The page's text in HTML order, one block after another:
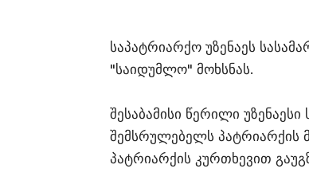
საპატრიარქო უზენაეს
"საიდუმლო" მოხსნას.
შესაბამისი წერილი
შემსრულებელს პატრიარქის
პატრიარქის კურთხევით